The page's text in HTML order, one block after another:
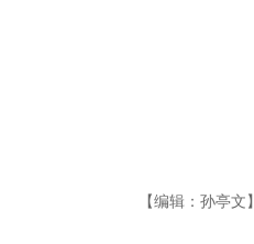
【编辑：孙亭文】